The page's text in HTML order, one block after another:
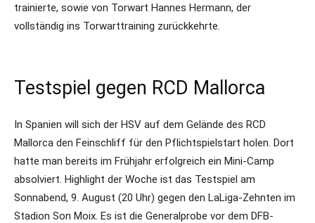
trainierte, sowie von Torwart Hannes Hermann, der
vollständig ins Torwarttraining zurückkehrte.
Testspiel gegen RCD Mallorca
In Spanien will sich der HSV auf dem Gelände des RCD
Mallorca den Feinschliff für den Pflichtspielstart holen. Dort
hatte man bereits im Frühjahr erfolgreich ein Mini-Camp
absolviert. Highlight der Woche ist das Testspiel am
Sonnabend, 9. August (20 Uhr) gegen den LaLiga-Zehnten im
Stadion Son Moix. Es ist die Generalprobe vor dem DFB-